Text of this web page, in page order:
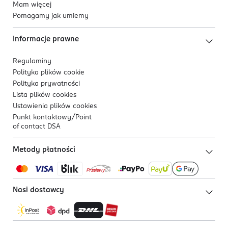
Mam więcej
Pomagamy jak umiemy
Informacje prawne
Regulaminy
Polityka plików cookie
Polityka prywatności
Lista plików cookies
Ustawienia plików cookies
Punkt kontaktowy/ Point
of contact DSA
Metody płatności
Nasi dostawcy